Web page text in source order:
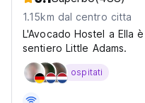
1.15km dal centro citta
L'Avocado Hostel a Ella
sentiero Little Adams.
ospitati